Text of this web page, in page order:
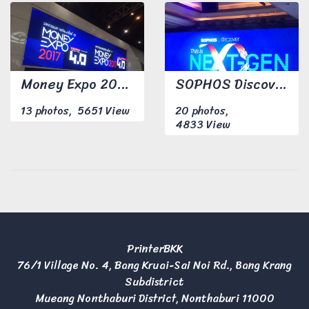
Money Expo 2017 มหกรรมการเงิน ครั้งที่17
13 photos, 5651 View
SOPHOS Discover 28 may - 1 jun 2017
20 photos,
4833 View
PrinterBKK
76/1 Village No. 4, Bang Kruai-Sai Noi Rd., Bang Krang
Subdistrict
Mueang Nonthaburi District, Nonthaburi 11000